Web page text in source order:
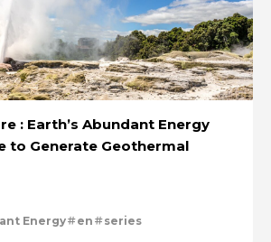
: Earth’s Abundant Energy
to Generate Geothermal
Energy
en series